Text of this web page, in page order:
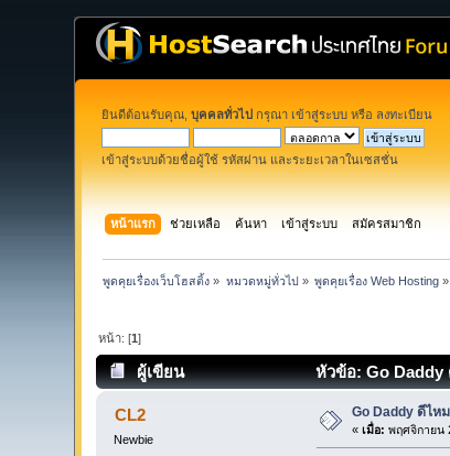
ยินดีต้อนรับคุณ,บุคคลทั่วไป กรุณา เข้าสู่ระบบ หรือ ลงทะเบียน
เข้าสู่ระบบด้วยชื่อผู้ใช้ รหัสผ่าน และระยะเวลาในเซสชั่น
หน้าแรก ช่วยเหลือ ค้นหา เข้าสู่ระบบ สมัครสมาชิก
พูดคุยเรื่องเว็บโฮสติ้ง » หมวดหมู่ทั่วไป» พูดคุยเรื่อง Web Hosting »
หน้า: [1]
ผู้เขียน หัวข้อ: Go Daddy
CL2
Newbie
Go Daddy ดีไหม
«เมื่อ: พฤศจิกายน